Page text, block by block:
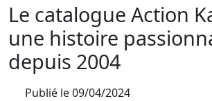
Le catalogue Action
une histoire
depuis 2004
Publié le09/04/2024